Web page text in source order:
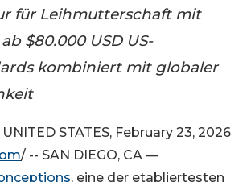
für Leihmutterschaft mit
$80.000 USD US-
kombiniert mit globaler
STATES, February 23, 2026
/ -- SAN DIEGO, CA —
, eine der etabliertesten